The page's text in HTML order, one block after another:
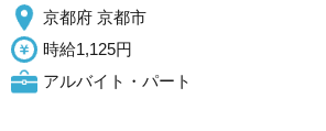
京都府 京都市
時給1,125円
アルバイト・パート